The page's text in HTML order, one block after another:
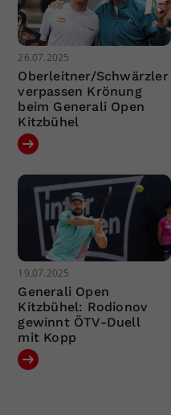
26.07.2025
Oberleitner/Schwärzler
verpassen Krönung
beim Generali Open
Kitzbühel
19.07.2025
Generali Open
Kitzbühel: Rodionov
gewinnt ÖTV-Duell
mit Kopp